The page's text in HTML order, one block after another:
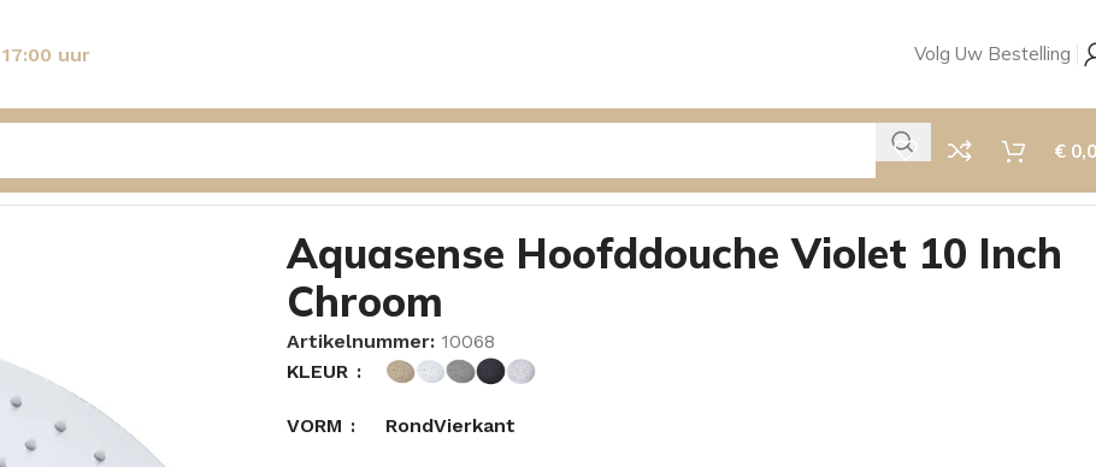
17:00 uur Volg Uw Bestelling
€
Aquasense Hoofddouche Violet 10 Inch Chroom
Aquasense Hoofddouche Violet 10 Inch
Chroom
Artikelnummer: 10068
KLEUR
VORM RondVierkant